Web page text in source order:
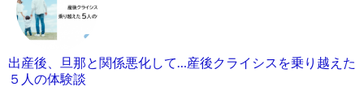
出産後、旦那と関係悪化して…産後クライシスを乗り越えた
５人の体験談